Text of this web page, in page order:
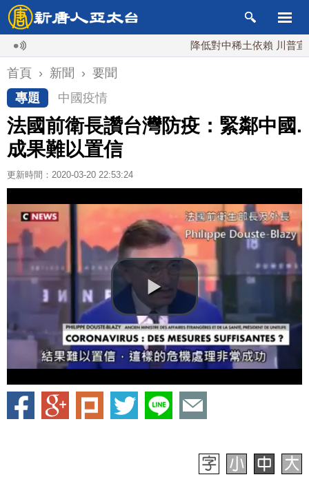
降低對中稀土依賴 川普宣布礦
首頁 › 新聞 › 要聞
專題
中國疫情
法國前衛長讚台灣防疫：緊鄰中國.
成果難以置信
更新時間：2020-03-20 22:53:24